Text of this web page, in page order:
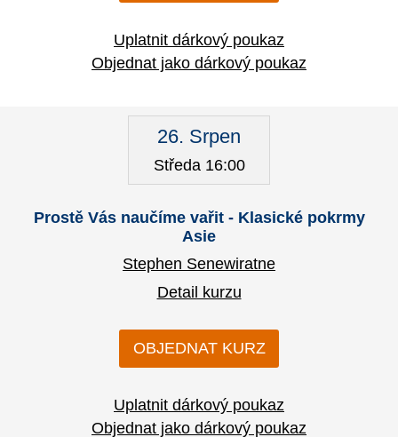
Uplatnit dárkový poukaz
Objednat jako dárkový poukaz
26. Srpen
Středa 16:00
Prostě Vás naučíme vařit - Klasické pokrmy
Asie
Stephen Senewiratne
Detail kurzu
OBJEDNAT KURZ
Uplatnit dárkový poukaz
Objednat jako dárkový poukaz